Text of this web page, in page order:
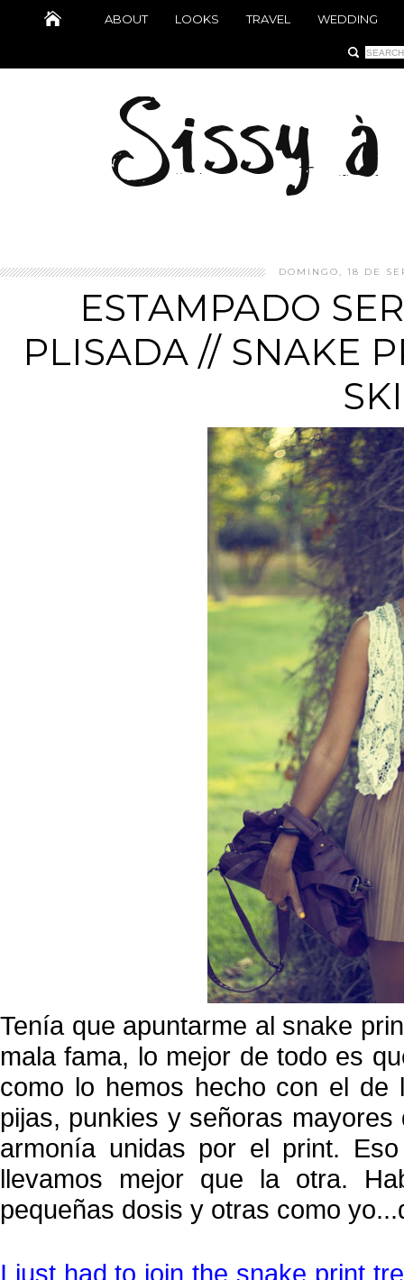
ABOUT LOOKS TRAVEL WEDDING
DOMINGO, 18 DE
ESTAMPADO
PLISADA // SNAKE
Tenía que apuntarme al snake
mala fama, lo mejor de todo es
como lo hemos hecho con el de
pijas, punkies y señoras
armonía unidas por el print.
llevamos mejor que la otra.
pequeñas dosis y otras como
I just had to join the snake print